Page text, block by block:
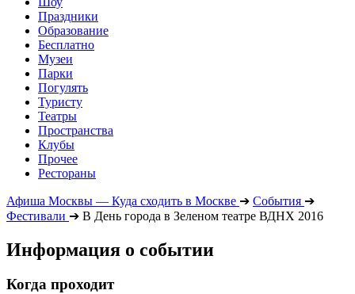
Праздники
Образование
Бесплатно
Музеи
Парки
Погулять
Туристу
Театры
Пространства
Клубы
Прочее
Рестораны
Афиша Москвы — Куда сходить в Москве ➔ События ➔
Фестивали ➔ В День города в Зеленом театре ВДНХ 2016
Информация о событии
Когда проходит